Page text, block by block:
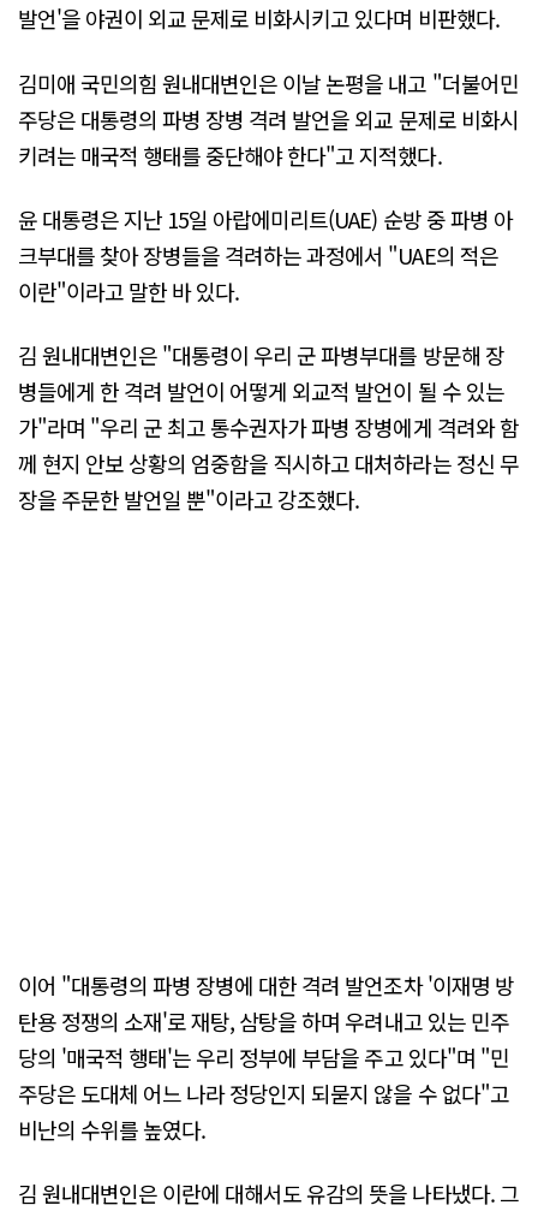
발언'을 야권이 외교 문제로 비화시키고 있다며 비판했다.
김미애 국민의힘 원내대변인은 이날 논평을 내고 "더불어민
주당은 대통령의 파병 장병 격려 발언을 외교 문제로 비화시
키려는 매국적 행태를 중단해야 한다"고 지적했다.
윤 대통령은 지난 15일 아랍에미리트(UAE) 순방 중 파병 아
크부대를 찾아 장병들을 격려하는 과정에서 "UAE의 적은
이란"이라고 말한 바 있다.
김 원내대변인은 "대통령이 우리 군 파병부대를 방문해 장
병들에게 한 격려 발언이 어떻게 외교적 발언이 될 수 있는
가"라며 "우리 군 최고 통수권자가 파병 장병에게 격려와 함
께 현지 안보 상황의 엄중함을 직시하고 대처하라는 정신 무
장을 주문한 발언일 뿐"이라고 강조했다.
이어 "대통령의 파병 장병에 대한 격려 발언조차 '이재명 방
탄용 정쟁의 소재'로 재탕, 삼탕을 하며 우려내고 있는 민주
당의 '매국적 행태'는 우리 정부에 부담을 주고 있다"며 "민
주당은 도대체 어느 나라 정당인지 되묻지 않을 수 없다"고
비난의 수위를 높였다.
김 원내대변인은 이란에 대해서도 유감의 뜻을 나타냈다. 그